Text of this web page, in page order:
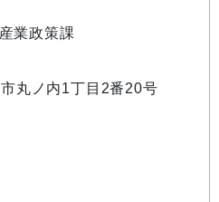
業政策課
丸ノ内1丁目2番20号